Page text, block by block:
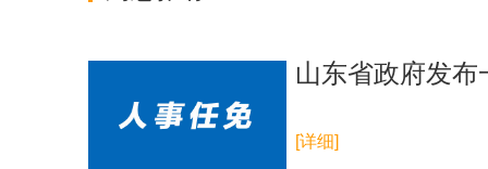
山东省政府发
[详细]